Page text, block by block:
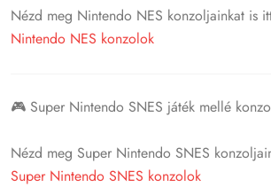
Nézd meg Nintendo NES konzoljainkat is
Nintendo NES konzolok
🎮 Super Nintendo SNES játék mellé
Nézd meg Super Nintendo SNES
Super Nintendo SNES konzolok